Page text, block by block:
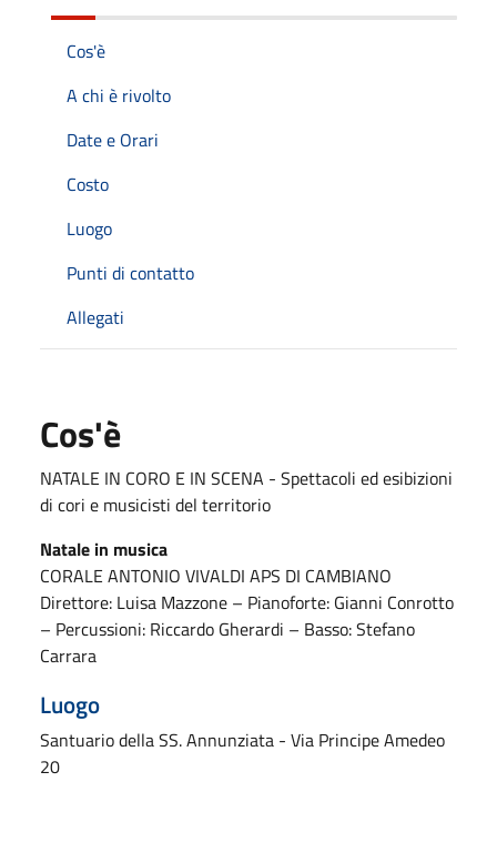
Cos'è
A chi è rivolto
Date e Orari
Costo
Luogo
Punti di contatto
Allegati
Cos'è
NATALE IN CORO E IN SCENA - Spettacoli ed esibizioni
di cori e musicisti del territorio
Natale in musica
CORALE ANTONIO VIVALDI APS DI CAMBIANO
Direttore: Luisa Mazzone – Pianoforte: Gianni Conrotto
– Percussioni: Riccardo Gherardi – Basso: Stefano
Carrara
Luogo
Santuario della SS. Annunziata - Via Principe Amedeo
20